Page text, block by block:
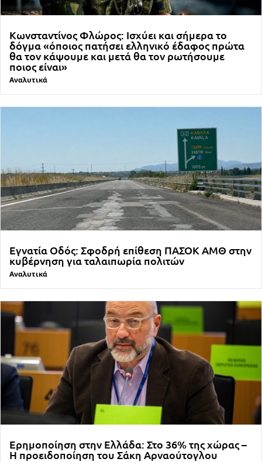
Κωνσταντίνος Φλώρος: Ισχύει και σήμερα το
δόγμα «όποιος πατήσει ελληνικό έδαφος πρώτα
θα τον κάψουμε και μετά θα τον ρωτήσουμε
ποιος είναι»
Αναλυτικά
Εγνατία Οδός: Σφοδρή επίθεση ΠΑΣΟΚ ΑΜΘ στην
κυβέρνηση για ταλαιπωρία πολιτών
Αναλυτικά
Ερημοποίηση στην Ελλάδα: Στο 36% της χώρας –
Η προειδοποίηση του Σάκη Αρναούτογλου